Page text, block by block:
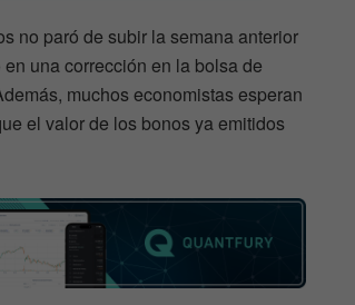
no paró de subir la semana anterior
una corrección en la bolsa de
muchos economistas esperan
el valor de los bonos ya emitidos